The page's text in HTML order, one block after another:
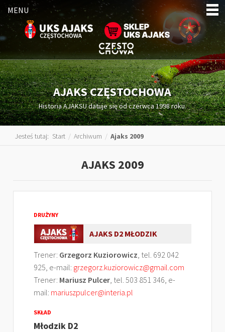
MENU
AJAKS CZĘSTOCHOWA
Historia AJAKSU datuje się od czerwca 1998 roku.
Jesteś tutaj: Start / Archiwum / Ajaks 2009
AJAKS 2009
DRUŻYNY
AJAKS D2 MŁODZIK
Trener: Grzegorz Kuziorowicz, tel. 692 042
925, e-mail: grzegorz.kuziorowicz@gmail.com
Trener: Mariusz Pulcer, tel. 503 851 346, e-
mail: mariuszpulcer@interia.pl
SKŁAD
Młodzik D2